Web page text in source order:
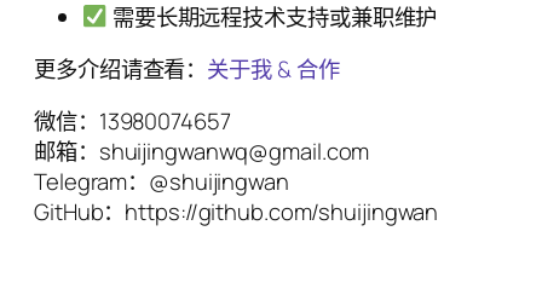
需要长期远程技术支持或兼职维护
更多介绍请查看： 关于我 & 合作
微信：13980074657
邮箱：shuijingwanwq@gmail.com
Telegram：@shuijingwan
GitHub：https://github.com/shuijingwan